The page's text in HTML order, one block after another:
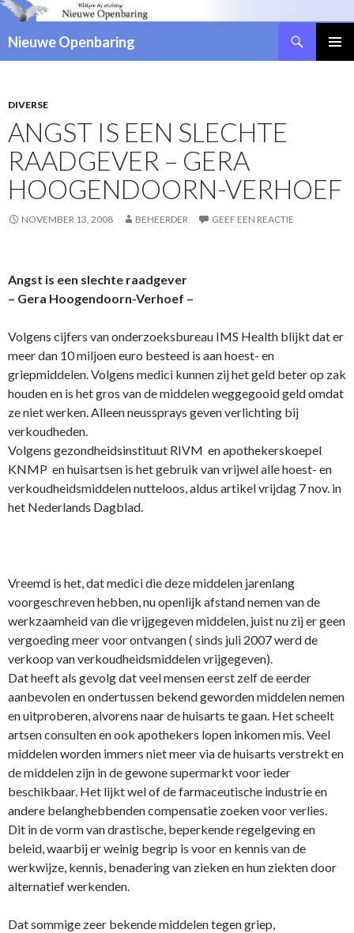
Nieuwe Openbaring
SPRINGEN
DIVERSE
ANGST IS EEN SLECHTE
RAADGEVER – GERA
HOOGENDOORN-VERHOEF
NOVEMBER 13, 2008 BEHEERDER GEEF EEN REACTIE
Angst is een slechte raadgever
– Gera Hoogendoorn-Verhoef –
Volgens cijfers van o­nderzoeksbureau IMS Health blijkt dat er
meer dan 10 miljoen euro besteed is aan hoest- en
griepmiddelen. Volgens medici kunnen zij het geld beter op zak
houden en is het gros van de middelen weggegooid geld omdat
ze niet werken. Alleen neussprays geven verlichting bij
verkoudheden.
Volgens gezondheidsinstituut RIVM en apothekerskoepel
KNMP en huisartsen is het gebruik van vrijwel alle hoest- en
verkoudheidsmiddelen nutteloos, aldus artikel vrijdag 7 nov. in
het Nederlands Dagblad.
Vreemd is het, dat medici die deze middelen jarenlang
voorgeschreven hebben, nu openlijk afstand nemen van de
werkzaamheid van die vrijgegeven middelen, juist nu zij er geen
vergoeding meer voor o­ntvangen ( sinds juli 2007 werd de
verkoop van verkoudheidsmiddelen vrijgegeven).
Dat heeft als gevolg dat veel mensen eerst zelf de eerder
aanbevolen en o­ndertussen bekend geworden middelen nemen
en uitproberen, alvorens naar de huisarts te gaan. Het scheelt
artsen consulten en ook apothekers lopen inkomen mis. Veel
middelen worden immers niet meer via de huisarts verstrekt en
de middelen zijn in de gewone supermarkt voor ieder
beschikbaar. Het lijkt wel of de farmaceutische industrie en
andere belanghebbenden compensatie zoeken voor verlies.
Dit in de vorm van drastische, beperkende regelgeving en
beleid, waarbij er weinig begrip is voor en kennis van de
werkwijze, kennis, benadering van zieken en hun ziekten door
alternatief werkenden.
Dat sommige zeer bekende middelen tegen griep,